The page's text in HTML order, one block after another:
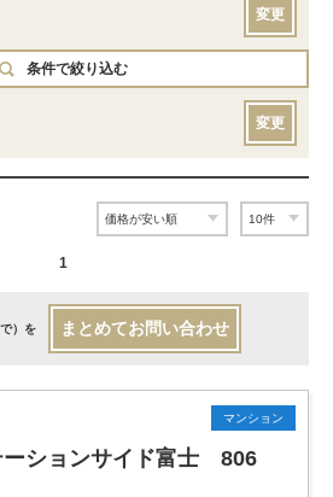
変更
条件で絞り込む
変更
1
）を まとめてお問い合わせ
マンション
ーションサイド富士 806